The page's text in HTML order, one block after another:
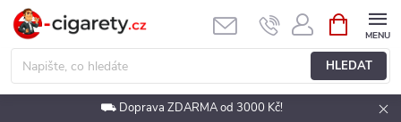
Přejít
obsah
HLEDAT
NÁKUPNÍ
KOŠÍK
⛟ Doprava ZDARMA od 3000 Kč!